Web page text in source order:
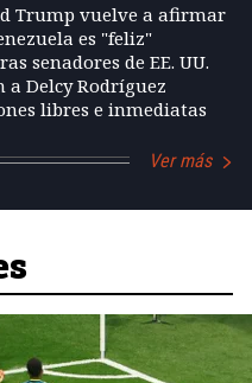
Trump vuelve a afirmar
es "feliz"
senadores de EE. UU.
a Delcy Rodríguez
libres e inmediatas
Ver más